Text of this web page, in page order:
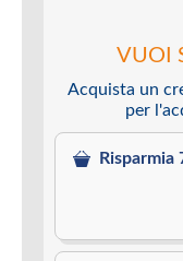
VUOI
Acquista un
per
Risparmia